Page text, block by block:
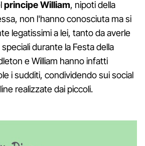
principe William, nipoti della
non l'hanno conosciuta ma si
legatissimi a lei, tanto da averle
durante la Festa della
e William hanno infatti
i sudditi, condividendo sui social
realizzate dai piccoli.